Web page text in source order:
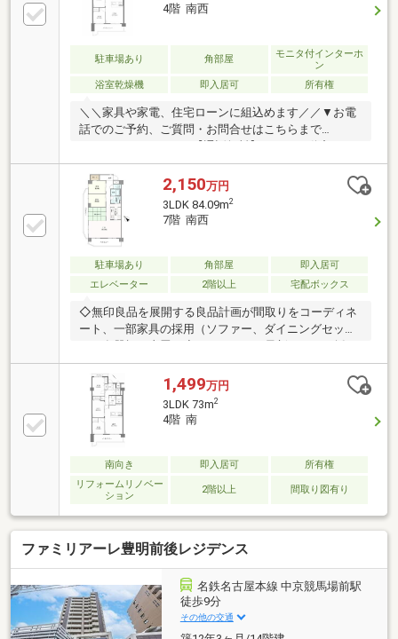
校 徒歩18分・栄中学校 徒歩28分・コンビニ、スー
パー、ドラッグストア徒歩10分圏内の周辺施設充実
♪☆お問合せは「0562-57-1745」まで☆365日営業中ピ
ンクの「見学予約する（無料）」をクリック！
4階 南西
駐車場あり 角部屋
モニタ付インターホ
ン
浴室乾燥機
即入居可 所有権
＼＼家具や家電、住宅ローンに組込めます／／▼お電
話でのご予約、ご質問・お問合せはこちらまで
▼TEL：0120-09-7549【通話無料】ニッカ不動産へ！
～空家につき即日のご案内も可能！～お気兼ねなくお
問合せくださいませ。住宅ローンやリフォームのご相
談も承ります！【主なリノベーション内容】・システ
ムキッチン、ユニットバス、トイレ交換・洗面化粧台
交換・フロアタイル、フローリング貼替 ・クロス貼
替・玄関収納、建具、照明器具、分電盤、給湯器、ス
イッチコンセント、レースカーテン・ハウスクリーニ
ング他
2,150万円
3LDK 84.09m2
7階 南西
駐車場あり 角部屋
即入居可
エレベーター
2階以上 宅配ボックス
◇無印良品を展開する良品計画が間取りをコーディネ
ート、一部家具の採用（ソファー、ダイニングセッ
ト・食器棚・麻畳）◇パナソニック最新キッチン採
用！フロントオープン食洗機で家事楽を実現！◇ジツ
ダヤが施工し、ぬくもり溢れる微笑みの空間を創り上
げました。是非、ご内覧ください。■専有面積：
84.09m2（25.43坪）■3LDK＋WIC(ウォークインクロー
ゼット)■角部屋につき陽当たり・眺望良好！■ペット
飼育可能■平面駐車場専用使用権あり～周辺施設～■イ
オンタウン有松まで880ｍ（徒歩11分）■ファミリーマ
ート緑境松店まで510ｍ（徒歩7分）■ドラッグユタカ
緑境松店まで66
1,499万円
3LDK 73m2
4階 南
南向き 即入居可
所有権
リフォームリノベー
ション
2階以上 間取り図有り
ファミリアーレ豊明前後レジデンス
名鉄名古屋本線 中京競馬場前駅
徒歩9分
その他の交通